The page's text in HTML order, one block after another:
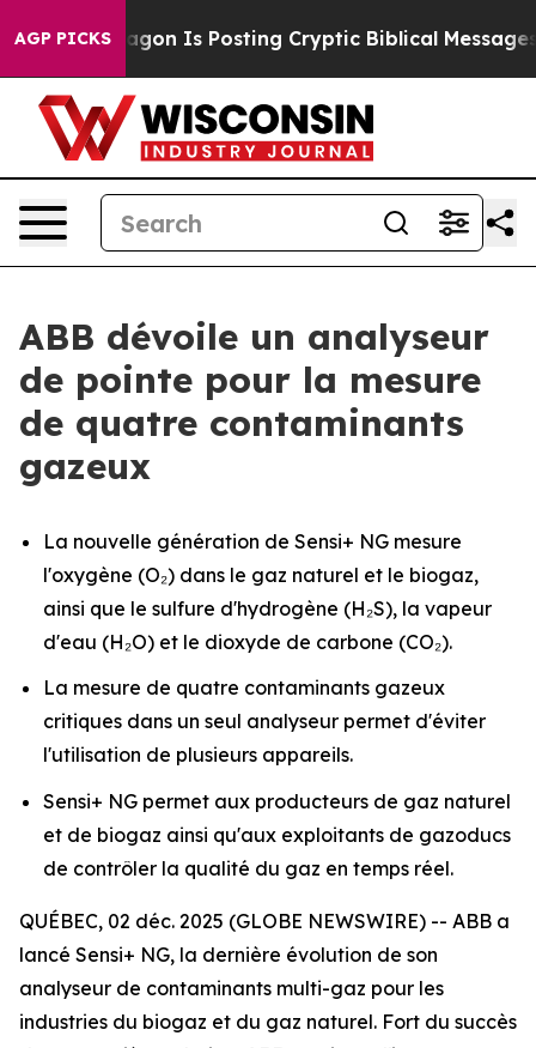
AGP PICKS
Pentagon Is Posting Cryptic Biblical Messages on
ABB dévoile un analyseur
de pointe pour la mesure
de quatre contaminants
gazeux
La nouvelle génération de Sensi+ NG mesure
l'oxygène (O₂) dans le gaz naturel et le biogaz,
ainsi que le sulfure d'hydrogène (H₂S), la vapeur
d'eau (H₂O) et le dioxyde de carbone (CO₂).
La mesure de quatre contaminants gazeux
critiques dans un seul analyseur permet d'éviter
l'utilisation de plusieurs appareils.
Sensi+ NG permet aux producteurs de gaz naturel
et de biogaz ainsi qu'aux exploitants de gazoducs
de contrôler la qualité du gaz en temps réel.
QUÉBEC, 02 déc. 2025 (GLOBE NEWSWIRE) -- ABB a
lancé Sensi+ NG, la dernière évolution de son
analyseur de contaminants multi-gaz pour les
industries du biogaz et du gaz naturel. Fort du succès